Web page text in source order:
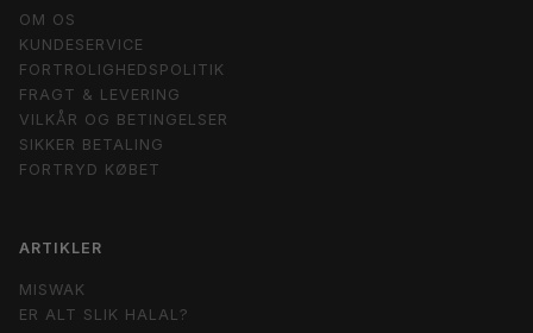
OM OS
KUNDESERVICE
FORTROLIGHEDSPOLITIK
FRAGT & LEVERING
VILKÅR OG BETINGELSER
SIKKER BETALING
FORTRYD KØBET
ARTIKLER
MISWAK
ER ALT SLIK HALAL?